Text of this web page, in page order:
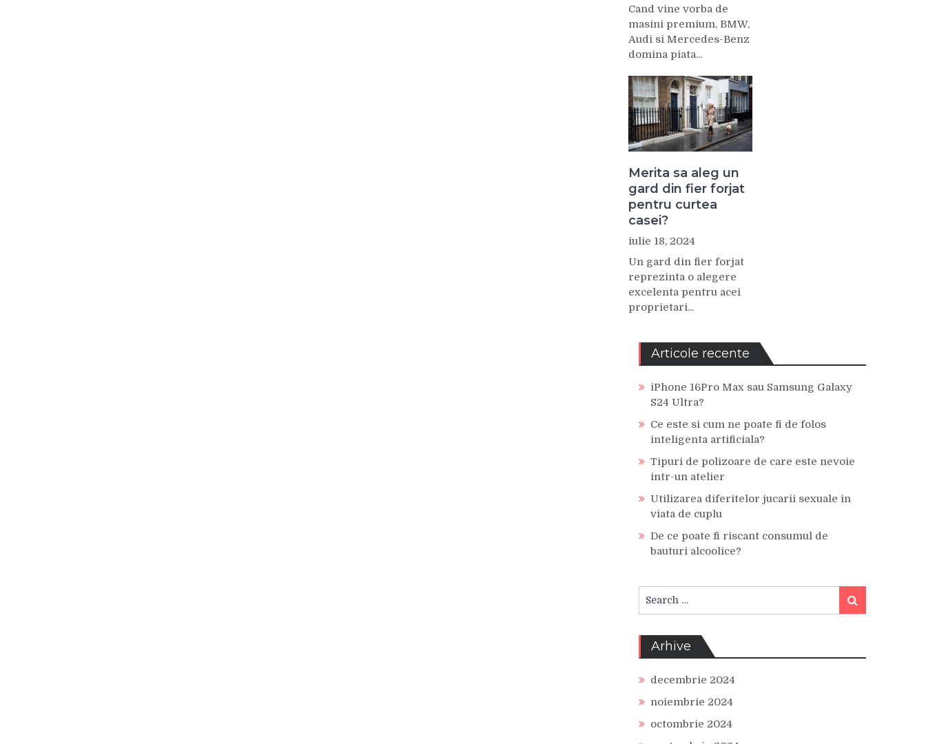
Cand vine vorba de
masini premium, BMW,
Audi si Mercedes-Benz
domina piata...
Merita sa aleg un
gard din fier forjat
pentru curtea
casei?
iulie 18, 2024
Un gard din fier forjat
reprezinta o alegere
excelenta pentru acei
proprietari...
Articole recente
iPhone 16Pro Max sau Samsung Galaxy
S24 Ultra?
Ce este si cum ne poate fi de folos
inteligenta artificiala?
Tipuri de polizoare de care este nevoie
intr-un atelier
Utilizarea diferitelor jucarii sexuale in
viata de cuplu
De ce poate fi riscant consumul de
bauturi alcoolice?
for:
Search
Arhive
decembrie 2024
noiembrie 2024
octombrie 2024